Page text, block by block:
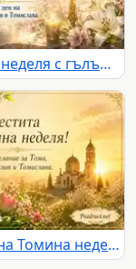
Томина неделя с гълъб, храм и златен кръст
Пролетна Томина неделя с храм, изгрев и цветя